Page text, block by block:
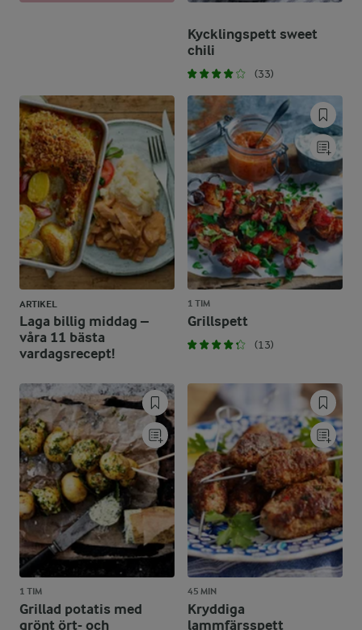
Kycklingspett sweet
chili
(33)
ARTIKEL
Laga billig middag –
våra 11 bästa
vardagsrecept!
1 TIM
Grillspett
(13)
1 TIM
Grillad potatis med
grönt ört- och
45 MIN
Kryddiga
lammfärsspett